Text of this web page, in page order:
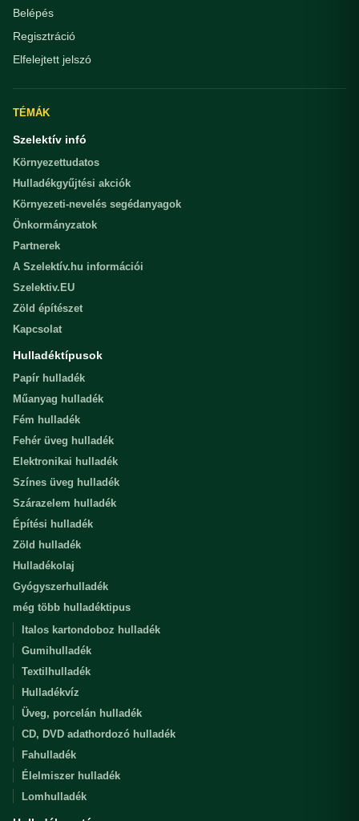
Belépés
Regisztráció
Elfelejtett jelszó
TÉMÁK
Szelektív infó
Környezettudatos
Hulladékgyűjtési akciók
Környezeti-nevelés segédanyagok
Önkormányzatok
Partnerek
A Szelektív.hu információi
Szelektiv.EU
Zöld építészet
Kapcsolat
Hulladéktípusok
Papír hulladék
Műanyag hulladék
Fém hulladék
Fehér üveg hulladék
Elektronikai hulladék
Színes üveg hulladék
Szárazelem hulladék
Építési hulladék
Zöld hulladék
Hulladékolaj
Gyógyszerhulladék
még több hulladéktipus
Italos kartondoboz hulladék
Gumihulladék
Textilhulladék
Hulladékvíz
Üveg, porcelán hulladék
CD, DVD adathordozó hulladék
Fahulladék
Élelmiszer hulladék
Lomhulladék